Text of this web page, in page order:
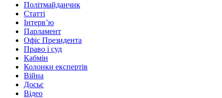
Політмайданчик
Статті
Інтервʼю
Парламент
Офіс Президента
Право і суд
Кабмін
Колонки експертів
Війна
Досьє
Відео